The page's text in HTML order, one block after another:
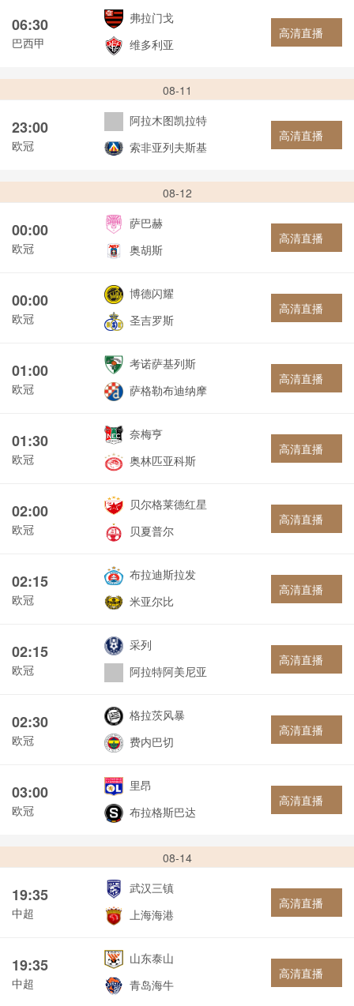
06:30
巴西甲
弗拉门戈
维多利亚
高清直播
08-11
23:00
欧冠
阿拉木图凯拉特
索非亚列夫斯基
高清直播
08-12
00:00
欧冠
萨巴赫
奥胡斯
高清直播
00:00
欧冠
博德闪耀
圣吉罗斯
高清直播
01:00
欧冠
考诺萨基列斯
萨格勒布迪纳摩
高清直播
01:30
欧冠
奈梅亨
奥林匹亚科斯
高清直播
02:00
欧冠
贝尔格莱德红星
贝夏普尔
高清直播
02:15
欧冠
布拉迪斯拉发
米亚尔比
高清直播
02:15
欧冠
采列
阿拉特阿美尼亚
高清直播
02:30
欧冠
格拉茨风暴
费内巴切
高清直播
03:00
欧冠
里昂
布拉格斯巴达
高清直播
08-14
19:35
中超
武汉三镇
上海海港
高清直播
19:35
中超
山东泰山
青岛海牛
高清直播